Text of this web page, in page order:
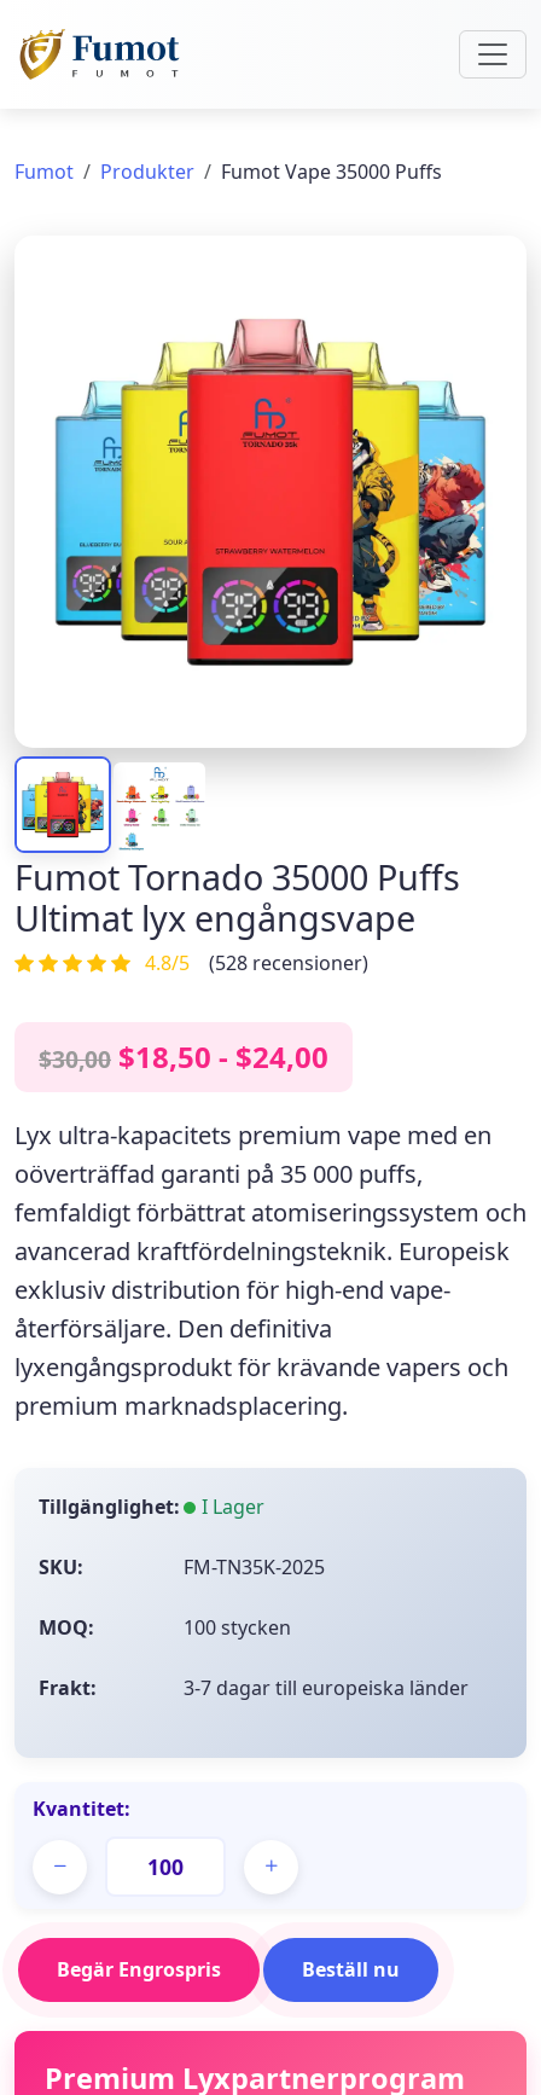
Fumot Produkter Fumot Vape 35000 Puffs
Fumot Tornado 35000 Puffs
Ultimat lyx engångsvape
4.8/5 (528 recensioner)
$30,00 $18,50 - $24,00
Lyx ultra-kapacitets premium vape med en
oöverträffad garanti på 35 000 puffs,
femfaldigt förbättrat atomiseringssystem och
avancerad kraftfördelningsteknik. Europeisk
exklusiv distribution för high-end vape-
återförsäljare. Den definitiva
lyxengångsproduktför krävande vapers och
premium marknadsplacering.
Tillgänglighet: I Lager
SKU: FM-TN35K-2025
MOQ: 100 stycken
Frakt: 3-7 dagar till europeiska länder
Kvantitet:
Begär Engrospris Beställ nu
Premium Lyxpartnerprogram